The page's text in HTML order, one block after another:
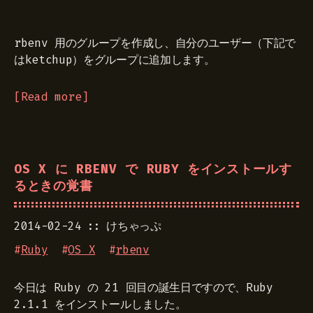
rbenv 用のグループを作成し、自分のユーザー（下記で
はketchup）をグループに追加します。
Read more
OS X に RBENV で RUBY をインストールす
るときの覚書
2014-02-24
けちゃっぷ
#Ruby #OS X #rbenv
今日は Ruby の 21 回目の誕生日ですので、Ruby
2.1.1 をインストールしました。